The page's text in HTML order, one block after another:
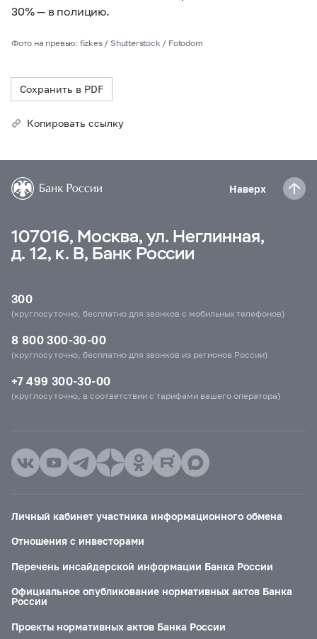
30% — в полицию.
Фото на превью: fizkes / Shutterstock / Fotodom
Сохранить в PDF
Копировать ссылку
Наверх
107016, Москва, ул. Неглинная,
д. 12, к. В, Банк России
300
(круглосуточно, бесплатно для звонков с мобильных телефонов)
8 800 300-30-00
(круглосуточно, бесплатно для звонков из регионов России)
+7 499 300-30-00
(круглосуточно, в соответствии с тарифами вашего оператора)
Личный кабинет участника информационного обмена
Отношения с инвесторами
Перечень инсайдерской информации Банка России
Официальное опубликование нормативных актов Банка
России
Проекты нормативных актов Банка России